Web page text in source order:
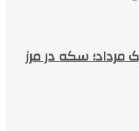
سکه در مرز